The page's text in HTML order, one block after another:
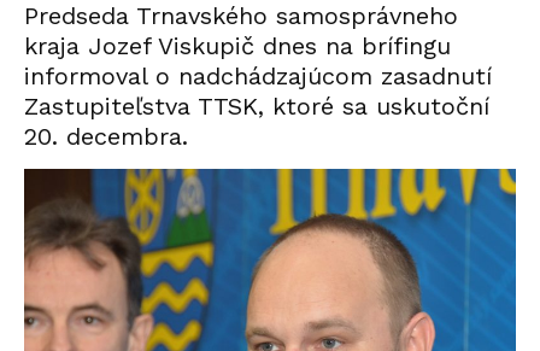
Predseda Trnavského samosprávneho
kraja Jozef Viskupič dnes na brífingu
informoval o nadchádzajúcom zasadnutí
Zastupiteľstva TTSK, ktoré sa uskutoční
20. decembra.